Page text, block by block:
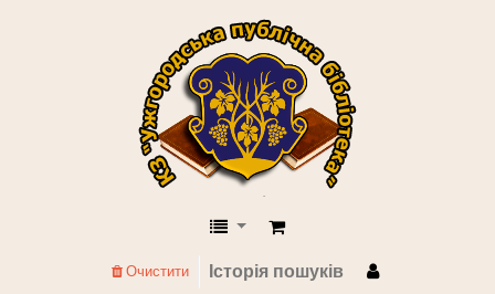
КЗ "Ужгородська публічна
Історія пошуків
Очистити